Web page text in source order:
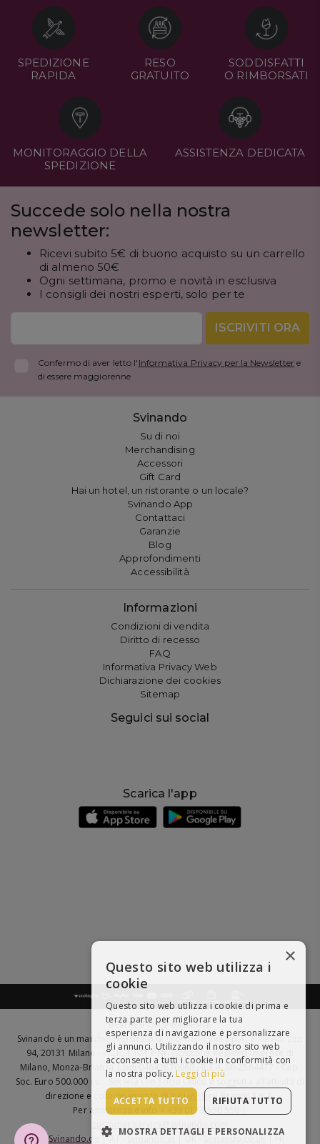
SPEDIZIONE
RAPIDA
RESO
GRATUITO
SODDISFATTI
O RIMBORSATI
MONITORAGGIO DELLA
SPEDIZIONE
ASSISTENZA DEDICATA
Succede solo nella nostra
newsletter:
Ricevi subito 5€ di buono acquisto su un carrello
di almeno 50€
Ogni settimana, promo e novità in esclusiva
I consigli dei nostri esperti, solo per te
ISCRIVITI ORA
Confermo di aver letto l' Informativa Privacy per la Newsletter e
di essere maggiorenne
Svinando
Su di noi
Merchandising
Accessori
Gift Card
Hai un hotel, un ristorante o un locale?
Svinando App
Contattaci
Garanzie
Blog
Approfondimenti
Accessibilità
Informazioni
Condizioni di vendita
Diritto di recesso
FAQ
Informativa Privacy Web
Dichiarazione dei cookies
Sitemap
Seguici sui social
Scarica l'app
BEVI RESPONSABILMENTE
Svinando è un marchio registrato di Giordano Vini S.p.A. Viale Abruzzi
94, 20131 Milano - - C.F., P.IVA e Nr. Iscrizione Registro Imprese di
Milano, Monza-Brianza, Lodi 04642870960 - R.E.A. MI-2564477 - Cap.
Soc. Euro 500.000 i.v. - Società con Socio Unico e soggetta all'attività di
direzione e coordinamento diItalian Wine Brands S.p.A.
Per assistenza e info > +39 0173 550 550 |
customer.service@svinando.com
DE -Svinando.de | AT -Svinando.at | UK - Svinando.co.uk| FR -
×
Questo sito web utilizza i
cookie
Questo sito web utilizza i cookie di prima e
terza parte per migliorare la tua
esperienza di navigazione e personalizzare
gli annunci. Utilizzando il nostro sito web
acconsenti a tutti i cookie in conformità con
la nostra policy. Leggi di più
ACCETTA TUTTO RIFIUTA TUTTO
MOSTRA DETTAGLI E PERSONALIZZA